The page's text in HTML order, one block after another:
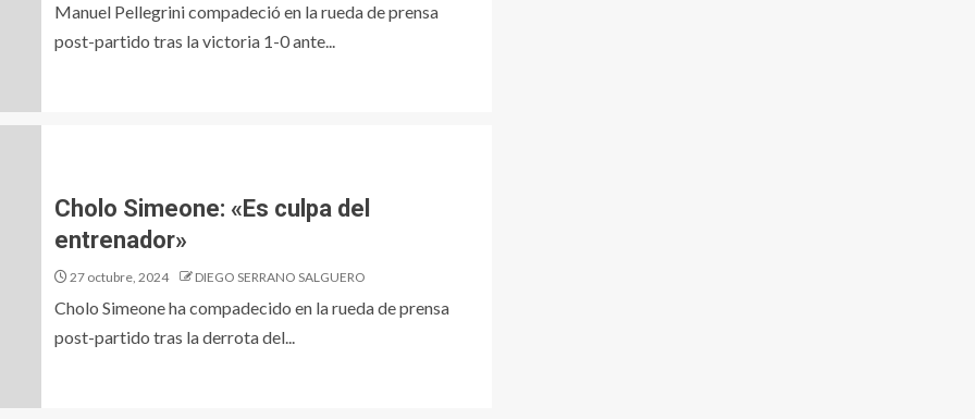
Manuel Pellegrini compadeció en la rueda de prensa
post-partido tras la victoria 1-0 ante...
Cholo Simeone: «Es culpa del
entrenador»
27 octubre, 2024 DIEGO SERRANO SALGUERO
Cholo Simeone ha compadecido en la rueda de prensa
post-partido tras la derrota del...